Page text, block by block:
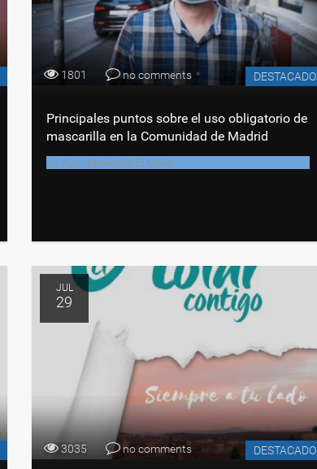
1801 no comments DESTACADO
Principales puntos sobre el uso obligatorio de
mascarilla en la Comunidad de Madrid
by Ayuntamiento El Molar
JUL
29
3035 no comments DESTACADO